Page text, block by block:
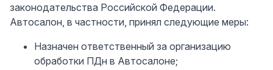
законодательства Российской Федерации.
Автосалон, в частности, принял следующие меры:
Назначен ответственный за организацию
обработки ПДн в Автосалоне;